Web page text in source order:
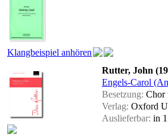
Klangbeispiel anhören
Rutter, John
Engels-Carol
Besetzung: Chor
Verlag: Oxford
Auslieferbar: in